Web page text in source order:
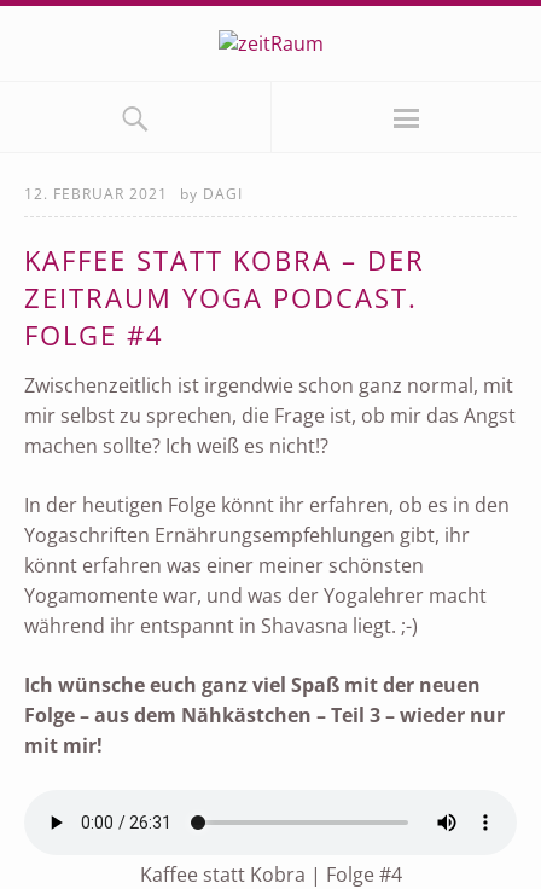
12. FEBRUAR 2021 by DAGI
KAFFEE STATT KOBRA – DER
ZEITRAUM YOGA PODCAST.
FOLGE #4
Zwischenzeitlich ist irgendwie schon ganz normal, mit
mir selbst zu sprechen, die Frage ist, ob mir das Angst
machen sollte? Ich weiß es nicht!?
In der heutigen Folge könnt ihr erfahren, ob es in den
Yogaschriften Ernährungsempfehlungen gibt, ihr
könnt erfahren was einer meiner schönsten
Yogamomente war, und was der Yogalehrer macht
während ihr entspannt in Shavasna liegt. ;-)
Ich wünsche euch ganz viel Spaß mit der neuen
Folge – aus dem Nähkästchen – Teil 3 – wieder nur
mit mir!
Kaffee statt Kobra | Folge #4